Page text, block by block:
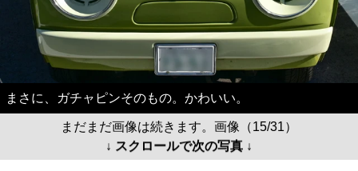
まさに、ガチャピンそのもの。かわいい。
まだまだ画像は続きます。画像（15/31）
↓ スクロールで次の写真 ↓